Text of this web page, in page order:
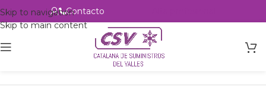
Skip to navigation
Skip to main content
Contacto
Refrigeración Compresores